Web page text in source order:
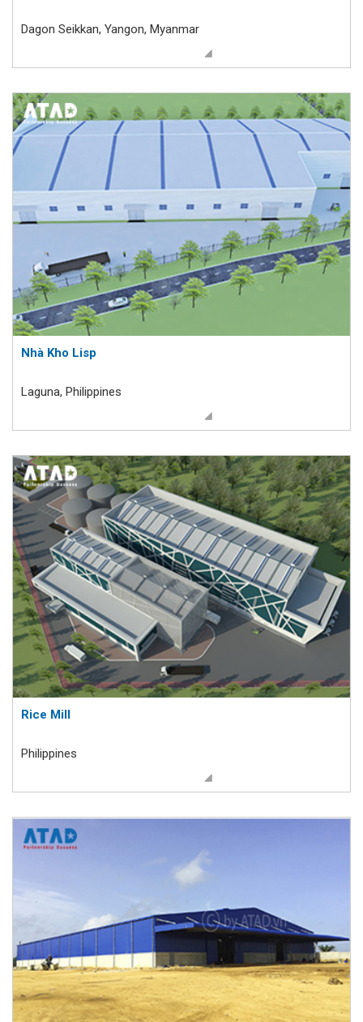
Dagon Seikkan, Yangon, Myanmar
Nhà Kho Lisp
Laguna, Philippines
Rice Mill
Philippines